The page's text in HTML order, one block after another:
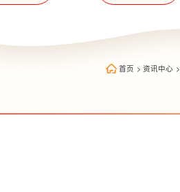
首页 > 资讯中心 >